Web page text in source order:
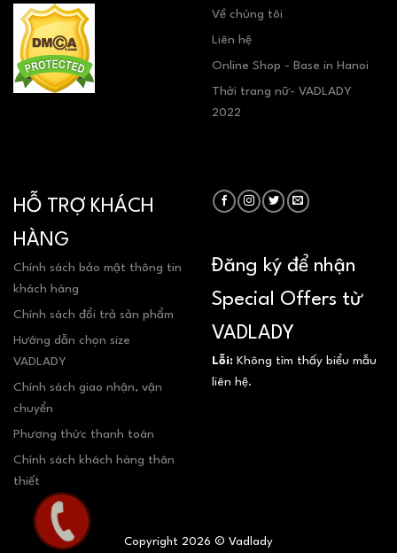
Về chúng tôi
Liên hệ
Online Shop - Base in Hanoi
Thời trang nữ- VADLADY
2022
HỖ TRỢ KHÁCH
HÀNG
Chính sách bảo mật thông tin
khách hàng
Chính sách đổi trả sản phẩm
Hướng dẫn chọn size
VADLADY
Chính sách giao nhận, vận
chuyển
Phương thức thanh toán
Chính sách khách hàng thân
thiết
Đăng ký để nhận
Special Offers từ
VADLADY
Lỗi: Không tìm thấy biểu mẫu
liên hệ.
Copyright 2026 © Vadlady